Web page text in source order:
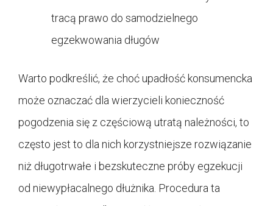
tracą prawo do samodzielnego
egzekwowania długów
Warto podkreślić, że choć upadłość konsumencka
może oznaczać dla wierzycieli konieczność
pogodzenia się z częściową utratą należności, to
często jest to dla nich korzystniejsze rozwiązanie
niż długotrwałe i bezskuteczne próby egzekucji
od niewypłacalnego dłużnika. Procedura ta